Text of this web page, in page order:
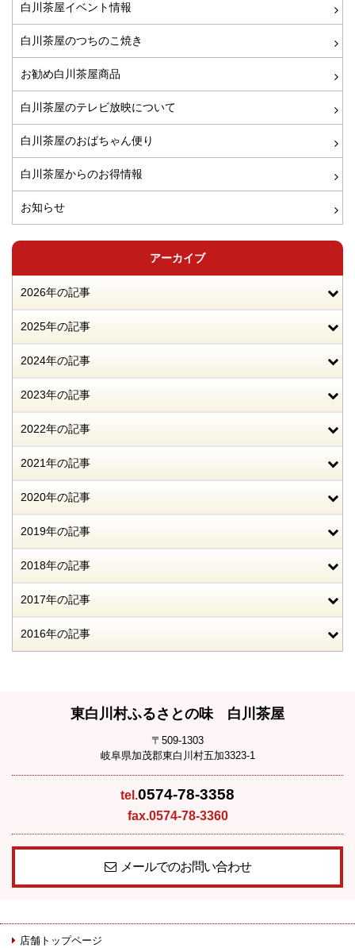
白川茶屋イベント情報
白川茶屋のつちのこ焼き
お勧め白川茶屋商品
白川茶屋のテレビ放映について
白川茶屋のおばちゃん便り
白川茶屋からのお得情報
お知らせ
アーカイブ
2026年の記事
2025年の記事
2024年の記事
2023年の記事
2022年の記事
2021年の記事
2020年の記事
2019年の記事
2018年の記事
2017年の記事
2016年の記事
東白川村ふるさとの味 白川茶屋
〒509-1303
岐阜県加茂郡東白川村五加3323-1
tel.0574-78-3358
fax.0574-78-3360
メールでのお問い合わせ
店舗トップページ